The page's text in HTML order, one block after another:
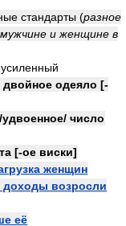
стандарты (разное
и женщине в
одеяло [-
число
[-ое виски]
женщин
доходы возросли
её